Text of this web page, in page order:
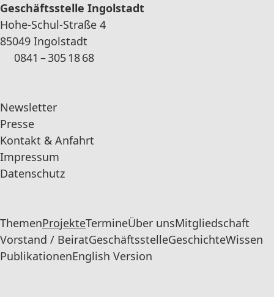
Geschäftsstelle Ingolstadt
Hohe-Schul-Straße 4
85049 Ingolstadt
0841 – 305 18 68
Newsletter
Presse
Kontakt & Anfahrt
Impressum
Datenschutz
ThemenProjekteTermineÜber unsMitgliedschaft
Vorstand / BeiratGeschäftsstelleGeschichteWissen
PublikationenEnglish Version